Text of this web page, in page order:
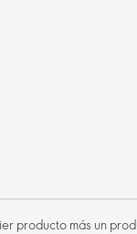
producto más un